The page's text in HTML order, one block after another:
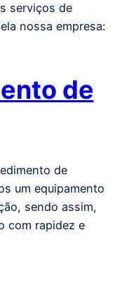
serviços de
nossa empresa:
de
de
um equipamento
sendo assim,
com rapidez e